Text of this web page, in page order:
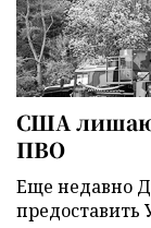
США
ПВО
Еще недавно
предоставить